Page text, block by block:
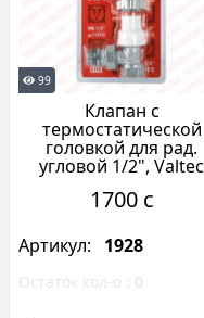
99
Клапан с
термостатической
головкой для рад.
угловой 1/2", Valtec
1700 c
Артикул: 1928
Остаток кол-о : 0